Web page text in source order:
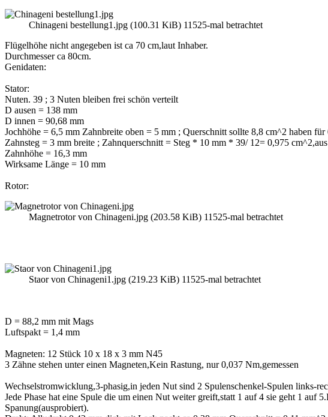
Chinageni bestellung1.jpg (100.31 KiB) 11525-mal betrachtet
Flügelhöhe nicht angegeben ist ca 70 cm,laut Inhaber.
Durchmesser ca 80cm.
Genidaten:
Stator:
Nuten. 39 ; 3 Nuten bleiben frei schön verteilt
D ausen = 138 mm
D innen = 90,68 mm
Jochhöhe = 6,5 mm Zahnbreite oben = 5 mm ; Querschnitt sollte 8,8 cm^2 haben für
Zahnsteg = 3 mm breite ; Zahnquerschnitt = Steg * 10 mm * 39/ 12= 0,975
Zahnhöhe = 16,3 mm
Wirksame Länge = 10 mm
Rotor:
Magnetrotor von Chinageni.jpg (203.58 KiB) 11525-mal betrachtet
Staor von Chinageni1.jpg (219.23 KiB) 11525-mal betrachtet
D = 88,2 mm mit Mags
Luftspakt = 1,4 mm
Magneten: 12 Stück 10 x 18 x 3 mm N45
3 Zähne stehen unter einen Magneten,Kein Rastung, nur 0,037 Nm,gemessen
Wechselstromwicklung,3-phasig,in jeden Nut sind 2 Spulenschenkel-Spulen links-
Jede Phase hat eine Spule die um einen Nut weiter greift,statt 1 auf 4 sie geht 1
Spanung(ausprobiert).